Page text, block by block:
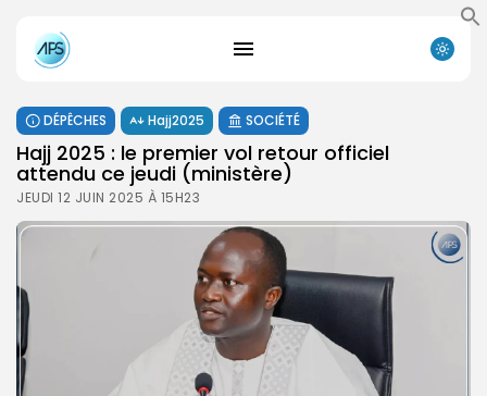
DÉPÊCHES Hajj2025 SOCIÉTÉ
Hajj 2025 : le premier vol retour officiel
attendu ce jeudi (ministère)
JEUDI 12 JUIN 2025 À 15H23